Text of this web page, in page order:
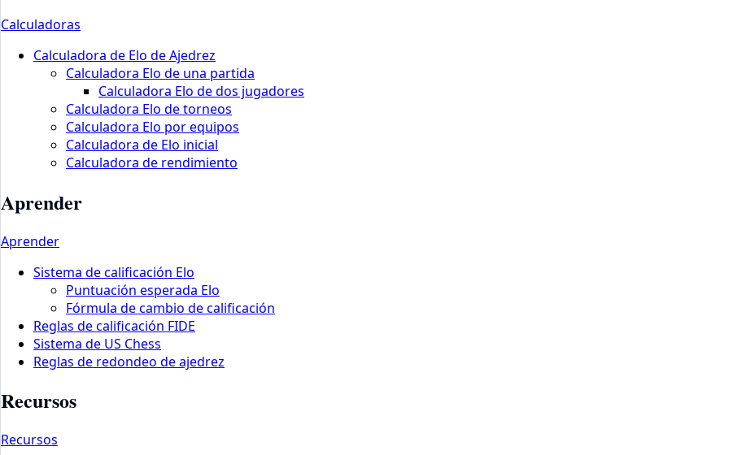
Calculadoras
Calculadora de Elo de Ajedrez
Calculadora Elo de una partida
Calculadora Elo de dos jugadores
Calculadora Elo de torneos
Calculadora Elo por equipos
Calculadora de Elo inicial
Calculadora de rendimiento
Aprender
Aprender
Sistema de calificación Elo
Puntuación esperada Elo
Fórmula de cambio de calificación
Reglas de calificación FIDE
Sistema de US Chess
Reglas de redondeo de ajedrez
Recursos
Recursos